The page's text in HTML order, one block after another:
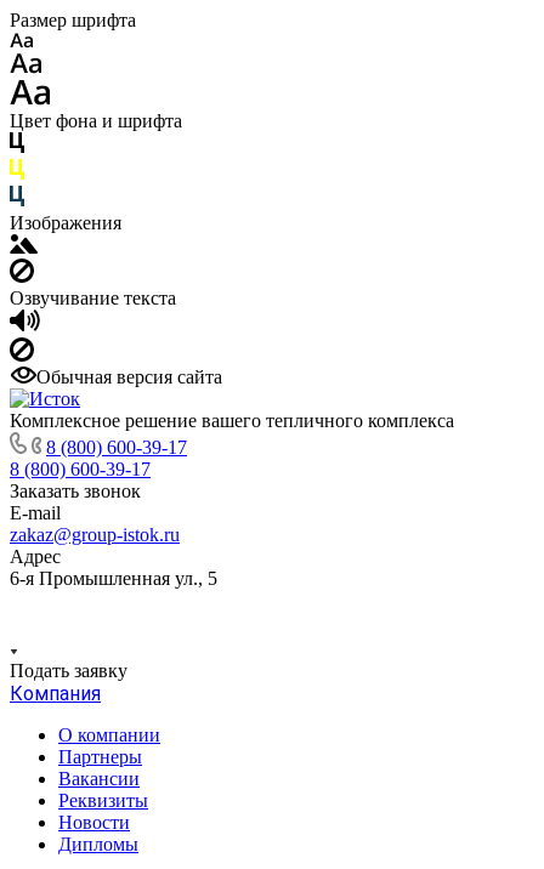
Размер шрифта
Цвет фона и шрифта
Изображения
Озвучивание текста
Обычная версия сайта
Комплексное решение вашего тепличного комплекса
8 (800) 600-39-17
8 (800) 600-39-17
Заказать звонок
E-mail
zakaz@group-istok.ru
Адрес
6-я Промышленная ул., 5
Подать заявку
Компания
О компании
Партнеры
Вакансии
Реквизиты
Новости
Дипломы